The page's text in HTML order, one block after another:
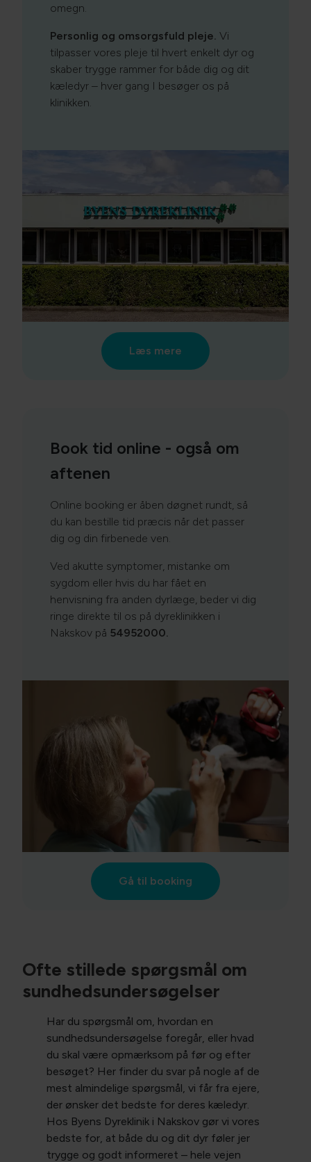
omegn.
Personlig og omsorgsfuld pleje. Vi
tilpasser vores pleje til hvert enkelt dyr og
skaber trygge rammer for både dig og dit
kæledyr – hver gang I besøger os på
klinikken.
Læs mere
Book tid online - også om
aftenen
Online booking er åben døgnet rundt, så
du kan bestille tid præcis når det passer
dig og din firbenede ven.
Ved akutte symptomer, mistanke om
sygdom eller hvis du har fået en
henvisning fra anden dyrlæge, beder vi dig
ringe direkte til os på dyreklinikken i
Nakskov på 54952000.
Gå til booking
Ofte stillede spørgsmål om
sundhedsundersøgelser
Har du spørgsmål om, hvordan en
sundhedsundersøgelse foregår, eller hvad
du skal være opmærksom på før og efter
besøget? Her finder du svar på nogle af de
mest almindelige spørgsmål, vi får fra ejere,
der ønsker det bedste for deres kæledyr.
Hos Byens Dyreklinik i Nakskov gør vi vores
bedste for, at både du og dit dyr føler jer
trygge og godt informeret – hele vejen